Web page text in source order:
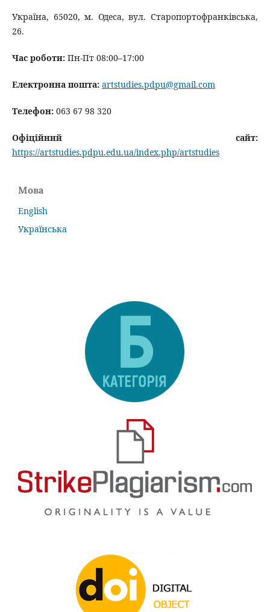
Україна, 65020, м. Одеса, вул. Старопортофранківська,
26.
Час роботи:Пн-Пт 08:00–17:00
Електронна пошта: artstudies.pdpu@gmail.com
Телефон: 063 67 98 320
Офіційний сайт:
https://artstudies.pdpu.edu.ua/index.php/artstudies
Мова
English
Українська